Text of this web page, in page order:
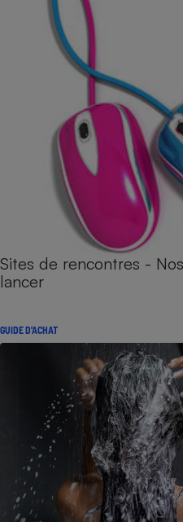
Sites de rencontres -
lancer
GUIDE D'ACHAT